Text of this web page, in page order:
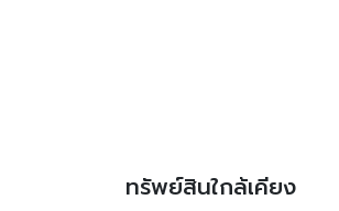
ทรัพย์สินใกล้เคียง